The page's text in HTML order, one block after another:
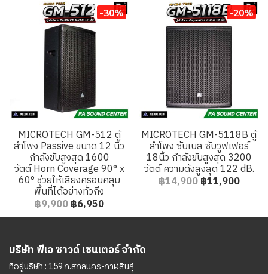
-30%
MICROTECH GM-512 ตู้
ลำโพง Passive ขนาด 12 นิ้ว
กำลังขับสูงสุด 1600
วัตต์ Horn Coverage 90° x
60° ช่วยให้เสียงครอบคลุม
พื้นที่ได้อย่างทั่วถึง
฿9,900 ฿6,950
-20%
MICROTECH GM-5118B ตู้
ลำโพง ซับเบส ซับวูฟเฟอร์
18นิ้ว กำลังขับสูงสุด 3200
วัตต์ ความดังสูงสุด 122 dB.
฿14,900 ฿11,900
บริษัท พีเอ ซาวด์ เซนเตอร์ จำกัด
ที่อยู่บริษัท : 159 ถ.สกลนคร-กาฬสินธุ์